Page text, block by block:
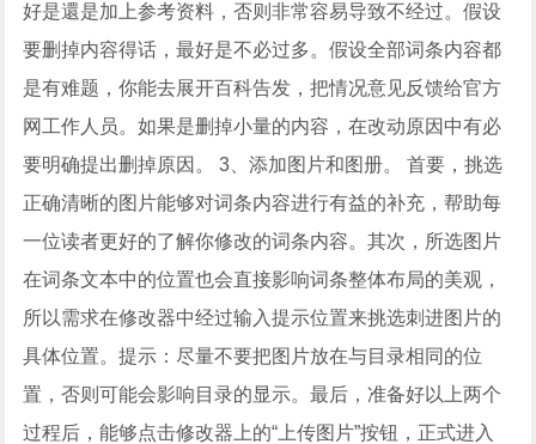
好是還是加上参考资料，否则非常容易导致不经过。假设
要删掉内容得话，最好是不必过多。假设全部词条内容都
是有难题，你能去展开百科告发，把情况意见反馈给官方
网工作人员。如果是删掉小量的内容，在改动原因中有必
要明确提出删掉原因。 3、添加图片和图册。 首要，挑选
正确清晰的图片能够对词条内容进行有益的补充，帮助每
一位读者更好的了解你修改的词条内容。其次，所选图片
在词条文本中的位置也会直接影响词条整体布局的美观，
所以需求在修改器中经过输入提示位置来挑选刺进图片的
具体位置。提示：尽量不要把图片放在与目录相同的位
置，否则可能会影响目录的显示。最后，准备好以上两个
过程后，能够点击修改器上的“上传图片”按钮，正式进入